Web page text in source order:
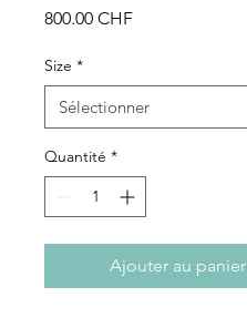
800.00 CHFPrix
Size *
Quantité *
Ajouter au panier